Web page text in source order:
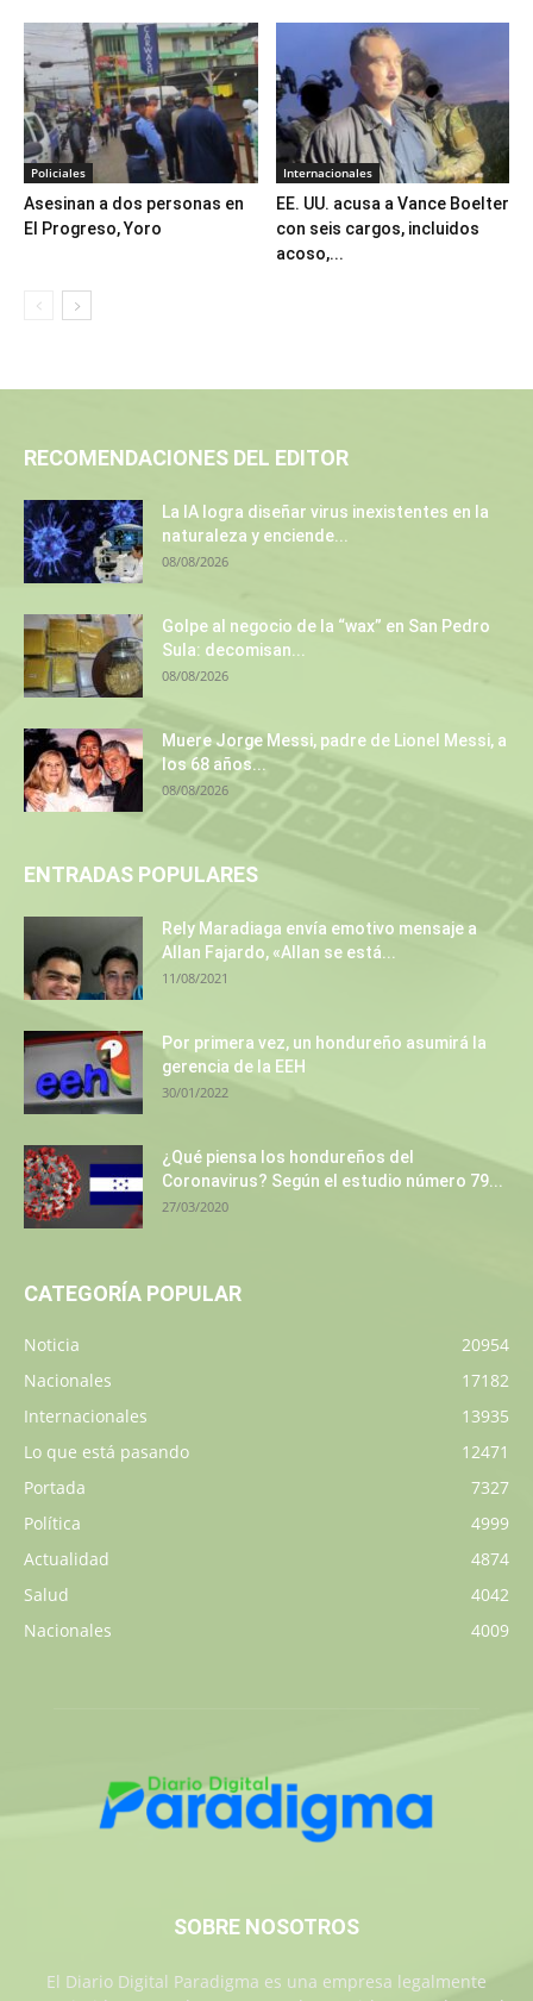
Policiales
Asesinan a dos personas en
El Progreso, Yoro
Internacionales
EE. UU. acusa a Vance Boelter
con seis cargos, incluidos
acoso,...
RECOMENDACIONES DEL EDITOR
La IA logra diseñar virus inexistentes en la
naturaleza y enciende...
08/08/2026
Golpe al negocio de la “wax” en San Pedro
Sula: decomisan...
08/08/2026
Muere Jorge Messi, padre de Lionel Messi, a
los 68 años...
08/08/2026
ENTRADAS POPULARES
Rely Maradiaga envía emotivo mensaje a
Allan Fajardo, «Allan se está...
11/08/2021
Por primera vez, un hondureño asumirá la
gerencia de la EEH
30/01/2022
¿Qué piensa los hondureños del
Coronavirus? Según el estudio número 79...
27/03/2020
CATEGORÍA POPULAR
Noticia
20954
Nacionales
17182
Internacionales
13935
Lo que está pasando
12471
Portada
7327
Política
4999
Actualidad
4874
Salud
4042
Nacionales
4009
SOBRE NOSOTROS
El Diario Digital Paradigma es una empresa legalmente